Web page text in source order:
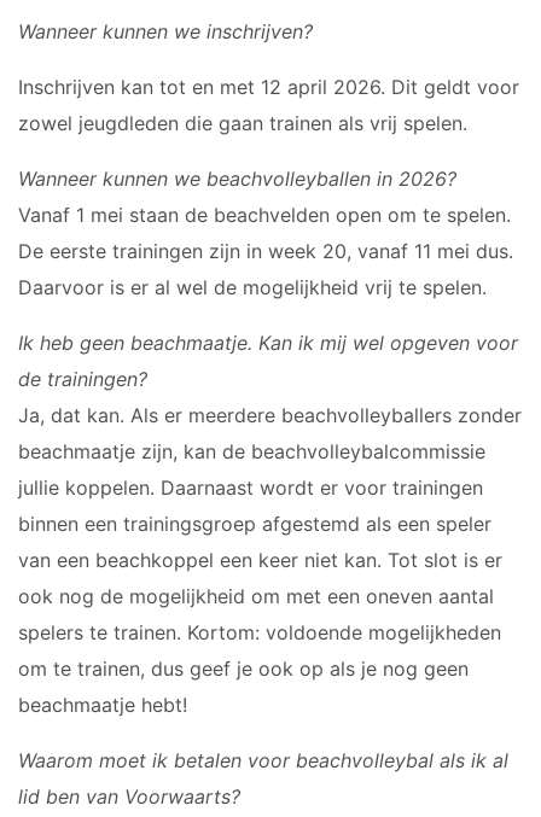
Dames 5
Dames 7
Dames Recreanten 1
Heren Recreanten 1
Heren Recreanten 2
Meisjes B1
Meisjes B2
Meisjes B3
Meisjes B4
Mix C1
Volleystars Level 2
Volleystars Level 3
Sponsor worden
Lid worden
Ledenshop
Contact
Wanneer kunnen we inschrijven?
Inschrijven kan tot en met 12 april 2026. Dit geldt voor
zowel jeugdleden die gaan trainen als vrij spelen.
Wanneer kunnen we beachvolleyballen in 2026?
Vanaf 1 mei staan de beachvelden open om te spelen.
De eerste trainingen zijn in week 20, vanaf 11 mei dus.
Daarvoor is er al wel de mogelijkheid vrij te spelen.
Ik heb geen beachmaatje. Kan ik mij wel opgeven voor
de trainingen?
Ja, dat kan. Als er meerdere beachvolleyballers zonder
beachmaatje zijn, kan de beachvolleybalcommissie
jullie koppelen. Daarnaast wordt er voor trainingen
binnen een trainingsgroep afgestemd als een speler
van een beachkoppel een keer niet kan. Tot slot is er
ook nog de mogelijkheid om met een oneven aantal
spelers te trainen. Kortom: voldoende mogelijkheden
om te trainen, dus geef je ook op als je nog geen
beachmaatje hebt!
Waarom moet ik betalen voor beachvolleybal als ik al
lid ben van Voorwaarts?